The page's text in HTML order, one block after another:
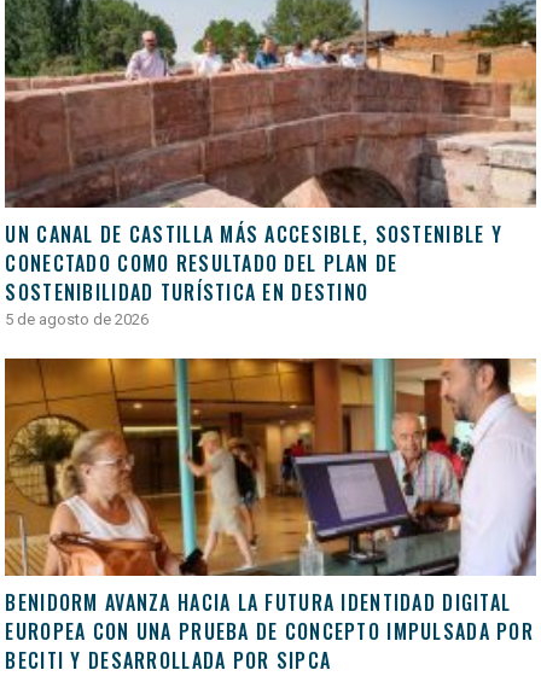
UN CANAL DE CASTILLA MÁS ACCESIBLE, SOSTENIBLE Y
CONECTADO COMO RESULTADO DEL PLAN DE
SOSTENIBILIDAD TURÍSTICA EN DESTINO
5 de agosto de 2026
BENIDORM AVANZA HACIA LA FUTURA IDENTIDAD DIGITAL
EUROPEA CON UNA PRUEBA DE CONCEPTO IMPULSADA POR
BECITI Y DESARROLLADA POR SIPCA